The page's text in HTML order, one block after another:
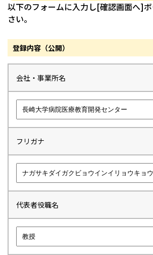
以下のフォームに入力し[確認画面へ]
さい。
登録内容（公開）
会社・事業所名
フリガナ
代表者役職名